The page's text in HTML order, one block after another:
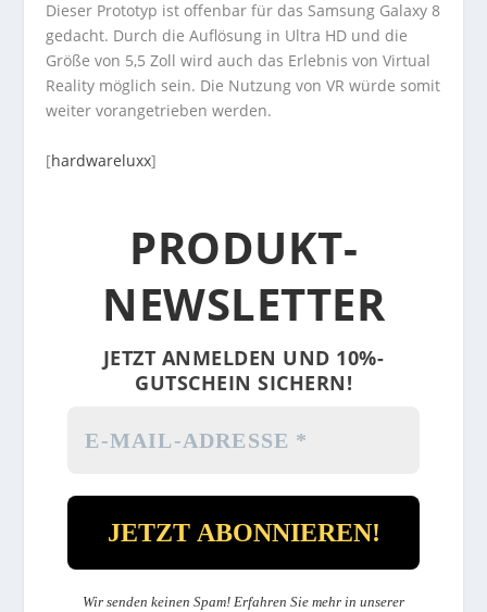
Dieser Prototyp ist offenbar für das Samsung Galaxy 8
gedacht. Durch die Auflösung in Ultra HD und die
Größe von 5,5 Zoll wird auch das Erlebnis von Virtual
Reality möglich sein. Die Nutzung von VR würde somit
weiter vorangetrieben werden.
[hardwareluxx]
PRODUKT-
NEWSLETTER
JETZT ANMELDEN UND 10%-
GUTSCHEIN SICHERN!
Wir senden keinen Spam! Erfahren Sie mehr in unserer